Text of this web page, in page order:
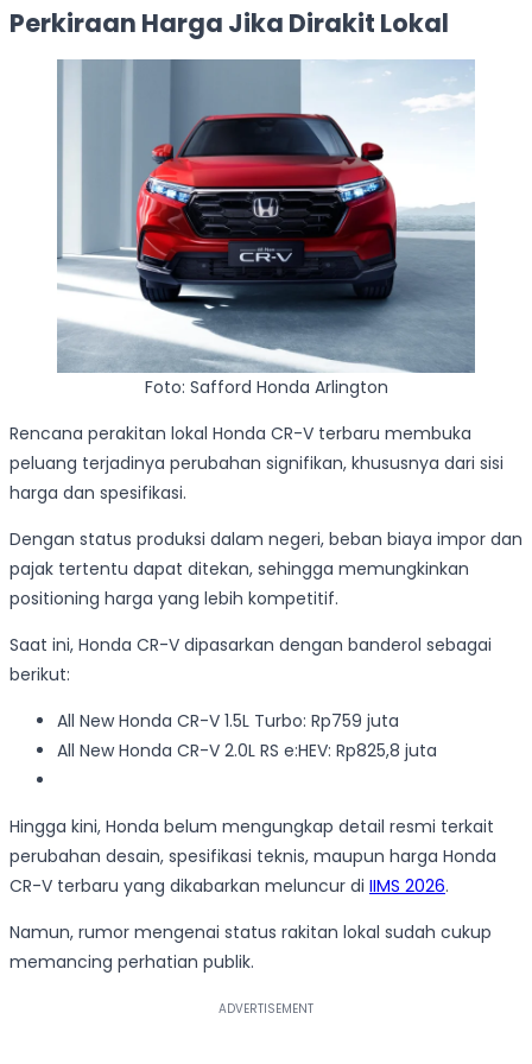
Perkiraan Harga Jika Dirakit Lokal
Foto: Safford Honda Arlington
Rencana perakitan lokal Honda CR-V terbaru membuka
peluang terjadinya perubahan signifikan, khususnya dari sisi
harga dan spesifikasi.
Dengan status produksi dalam negeri, beban biaya impor dan
pajak tertentu dapat ditekan, sehingga memungkinkan
positioning harga yang lebih kompetitif.
Saat ini, Honda CR-V dipasarkan dengan banderol sebagai
berikut:
All New Honda CR-V 1.5L Turbo: Rp759 juta
All New Honda CR-V 2.0L RS e:HEV: Rp825,8 juta
Hingga kini, Honda belum mengungkap detail resmi terkait
perubahan desain, spesifikasi teknis, maupun harga Honda
CR-V terbaru yang dikabarkan meluncur di IIMS 2026.
Namun, rumor mengenai status rakitan lokal sudah cukup
memancing perhatian publik.